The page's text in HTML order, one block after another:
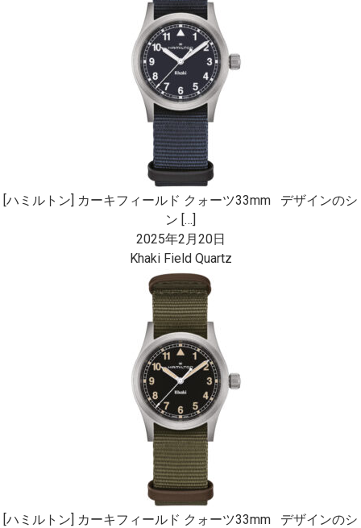
[ハミルトン] カーキフィールド クォーツ33mm デザインのシ
ン […]
2025年2月20日
Khaki Field Quartz
[ハミルトン] カーキフィールド クォーツ33mm デザインのシ